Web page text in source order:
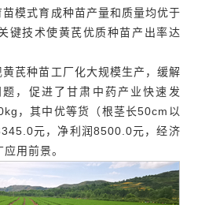
模式育成种苗产量和质量均优于
键技术使黄芪优质种苗产出率达
芪种苗工厂化大规模生产，缓解
，促进了甘肃中药产业快速发
，其中优等货（根茎长50cm以
元，净利润8500.0元，经济
用前景。